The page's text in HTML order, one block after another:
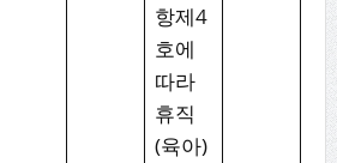
항제4
호에
따라
휴직
(육아)